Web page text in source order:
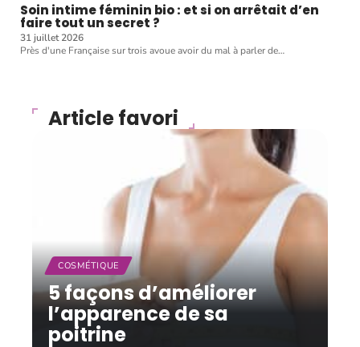
Soin intime féminin bio : et si on arrêtait d’en
faire tout un secret ?
31 juillet 2026
Près d'une Française sur trois avoue avoir du mal à parler de…
Article favori
COSMÉTIQUE
5 façons d’améliorer
l’apparence de sa
poitrine